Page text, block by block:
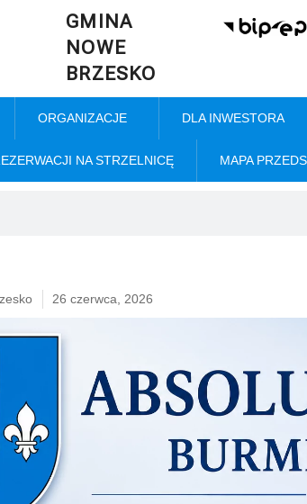
GMINA
NOWE
BRZESKO
ORGANIZACJE DLA INWESTORA
NA STRZELNICĘ MAPA
26 czerwca, 2026